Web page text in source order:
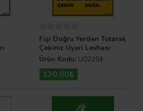
Fişi Doğru Yerden Tutarak
Çekiniz Uyarı Levhası
Ürün Kodu: U02254
120,00₺